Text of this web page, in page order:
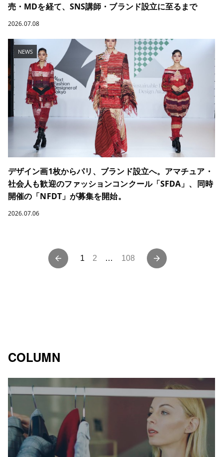
売・MDを経て、SNS講師・ブランド設立に至るまで
2026.07.08
NEWS
デザイン画1枚からパリ、ブランド設立へ。アマチュア・
社会人も歓迎のファッションコンクール「SFDA」、同時
開催の「NFDT」が募集を開始。
2026.07.06
投
ー
シ
ョ
ン
1 2 … 108
COLUMN